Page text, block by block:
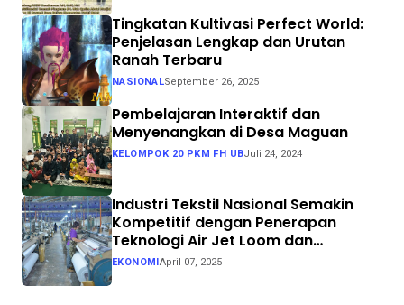
Tingkatan Kultivasi Perfect World:
Penjelasan Lengkap dan Urutan
Ranah Terbaru
NASIONALSeptember 26, 2025
Pembelajaran Interaktif dan
Menyenangkan di Desa Maguan
KELOMPOK 20 PKM FH UBJuli 24, 2024
Industri Tekstil Nasional Semakin
Kompetitif dengan Penerapan
Teknologi Air Jet Loom dan
Continuous Dyeing di CV. Garuda
Solo Perkasa
EKONOMI April 07, 2025